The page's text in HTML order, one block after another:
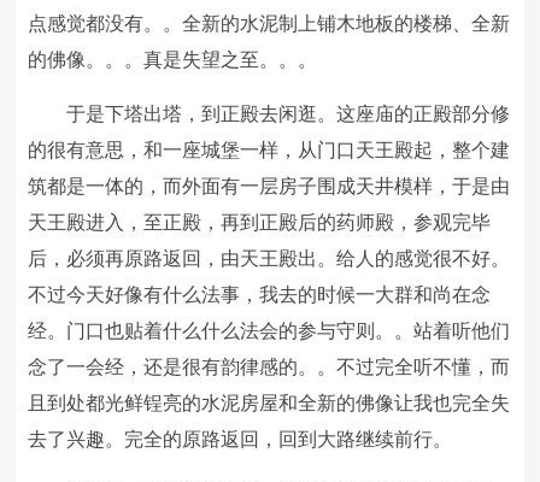
点感觉都没有。。全新的水泥制上铺木地板的楼梯、全新
的佛像。。。真是失望之至。。。
于是下塔出塔，到正殿去闲逛。这座庙的正殿部分修
的很有意思，和一座城堡一样，从门口天王殿起，整个建
筑都是一体的，而外面有一层房子围成天井模样，于是由
天王殿进入，至正殿，再到正殿后的药师殿，参观完毕
后，必须再原路返回，由天王殿出。给人的感觉很不好。
不过今天好像有什么法事，我去的时候一大群和尚在念
经。门口也贴着什么什么法会的参与守则。。站着听他们
念了一会经，还是很有韵律感的。。不过完全听不懂，而
且到处都光鲜锃亮的水泥房屋和全新的佛像让我也完全失
去了兴趣。完全的原路返回，回到大路继续前行。